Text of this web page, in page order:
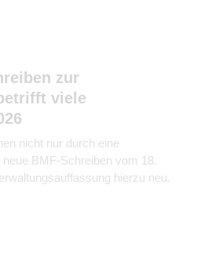
zur
viele
nicht nur durch eine
BMF-Schreiben vom 18.
hierzu neu.